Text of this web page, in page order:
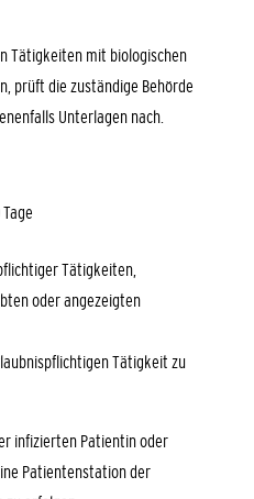
Tätigkeiten mit biologischen
prüft die zuständige Behörde
Unterlagen nach.
Tätigkeiten,
oder angezeigten
Tätigkeit zu
infizierten Patientin oder
Patientenstation der